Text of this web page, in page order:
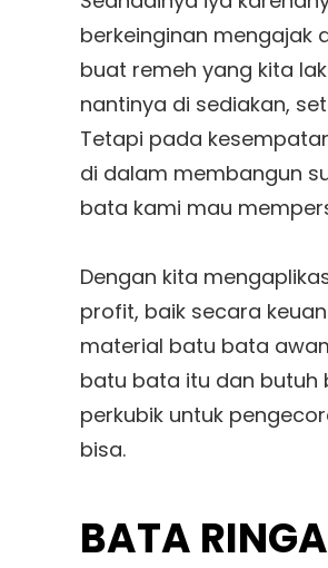
berkeinginan mengajak
buat remeh yang kita
nantinya di sediakan,
Tetapi pada
di dalam membangun
bata kami mau
Dengan kita
profit, baik secara
material batu bata
batu bata itu dan butuh
perkubik untuk
bisa.
BATA